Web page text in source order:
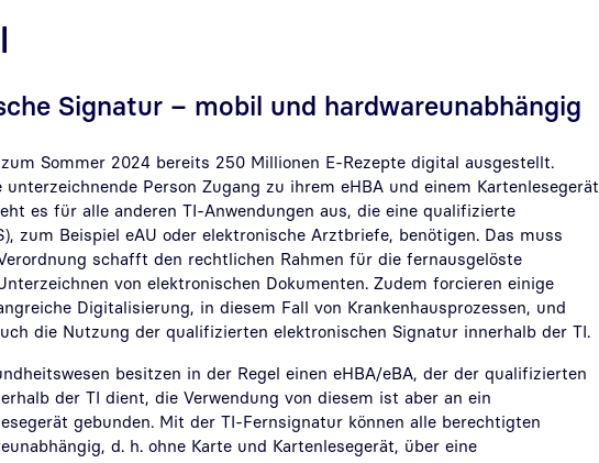
Signatur – mobil und hardwareunabhängig
Sommer 2024 bereits 250 Millionen E-Rezepte digital ausgestellt.
Person Zugang zu ihrem eHBA und einem Kartenlesegerät
es für alle anderen TI-Anwendungen aus, die eine qualifizierte
zum Beispiel eAU oder elektronische Arztbriefe, benötigen. Das muss
schafft den rechtlichen Rahmen für die fernausgelöste
von elektronischen Dokumenten. Zudem forcieren einige
Digitalisierung, in diesem Fall von Krankenhausprozessen, und
die Nutzung der qualifizierten elektronischen Signatur innerhalb der TI.
besitzen in der Regel einen eHBA/eBA, der der qualifizierten
der TI dient, die Verwendung von diesem ist aber an ein
gebunden. Mit der TI-Fernsignatur können alle berechtigten
d. h. ohne Karte und Kartenlesegerät, über eine